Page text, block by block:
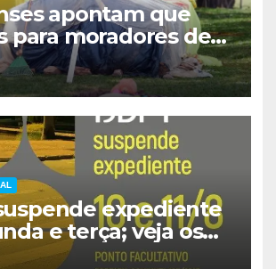
apontam que
para moradores de
voto
expediente
e terça; veja os